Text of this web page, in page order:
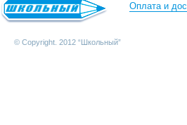
Оплата и
© Copyright. 2012 “Школьный”